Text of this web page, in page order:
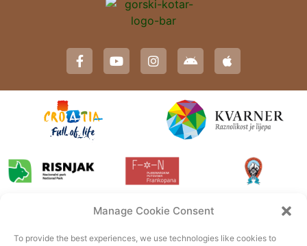
Manage Cookie Consent
To provide the best experiences, we use technologies like cookies to